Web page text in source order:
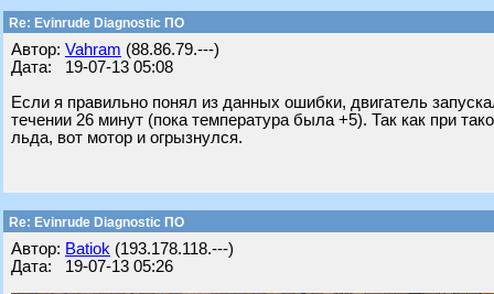
Re: Evinrude Diagnostic ПО
Автор: Vahram (88.86.79.---)
Дата: 19-07-13 05:08
Если я правильно понял из данных ошибки, двигатель
течении 26 минут (пока температура была +5). Так как при
льда, вот мотор и огрызнулся.
Re: Evinrude Diagnostic ПО
Автор: Batiok (193.178.118.---)
Дата: 19-07-13 05:26